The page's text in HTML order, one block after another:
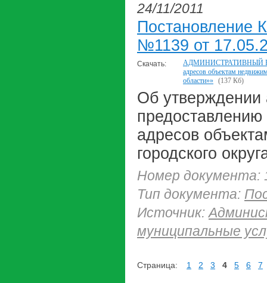
24/11/2011
Постановление
№1139 от
Скачать:
АДМИНИСТРАТИВНЫЙ
адресов объектам
области»» (137 Кб)
Об утверждении
адресов
городского
Номер документа:
Тип документа:
Источник:
муниципальные
Страница: 1 2 3 4 5 6 7